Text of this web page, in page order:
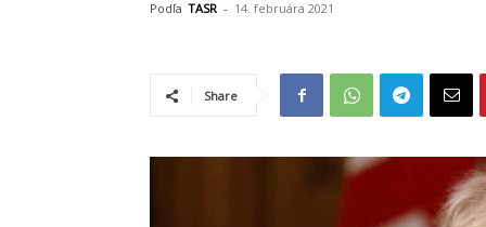
Podľa TASR - 14. februára 2021
Share